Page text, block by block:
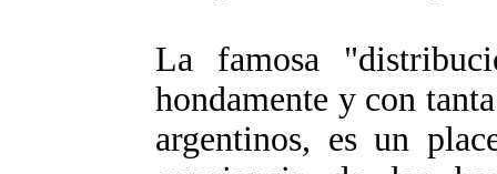
La famosa
hondamente y con
argentinos, es un